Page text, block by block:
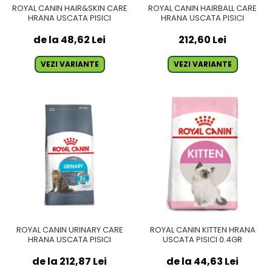
ROYAL CANIN HAIR&SKIN CARE
HRANA USCATA PISICI
de la 48,62 Lei
VEZI VARIANTE
ROYAL CANIN HAIRBALL CARE
HRANA USCATA PISICI
212,60 Lei
VEZI VARIANTE
ROYAL CANIN URINARY CARE
HRANA USCATA PISICI
de la 212,87 Lei
ROYAL CANIN KITTEN HRANA
USCATA PISICI 0.4GR
de la 44,63 Lei